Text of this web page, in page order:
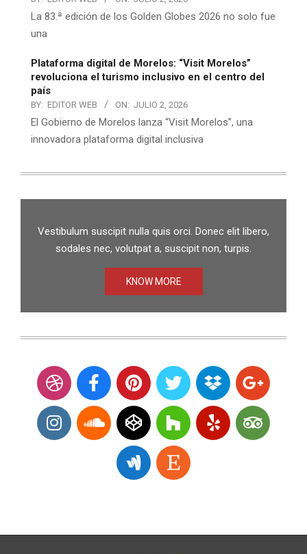
La 83.ª edición de los Golden Globes 2026 no solo fue
una
Plataforma digital de Morelos: “Visit Morelos”
revoluciona el turismo inclusivo en el centro del
país
BY: EDITOR WEB ON: JULIO 2, 2026
El Gobierno de Morelos lanza “Visit Morelos”, una
innovadora plataforma digital inclusiva
Vestibulum suscipit nulla quis orci. Donec elit libero,
sodales nec, volutpat a, suscipit non, turpis.
KNOW MORE